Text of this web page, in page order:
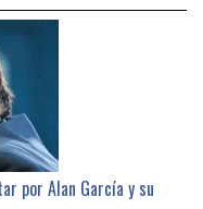
por Alan García y su